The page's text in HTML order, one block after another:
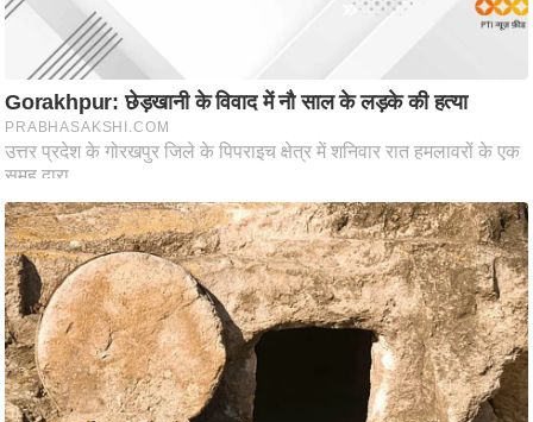
मी
क्षा
ध
र्म
ज्यो
ति
ष
प्र
भु
म
हि